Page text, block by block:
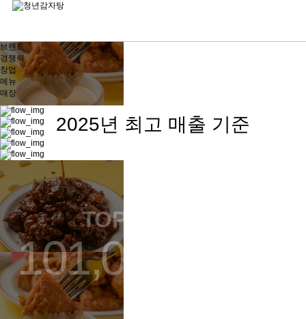
브랜드
경쟁력
창업
메뉴
매장
2025년 최고 매출 기준
전국 매출 TOP 5
TOP 1
101,066,400